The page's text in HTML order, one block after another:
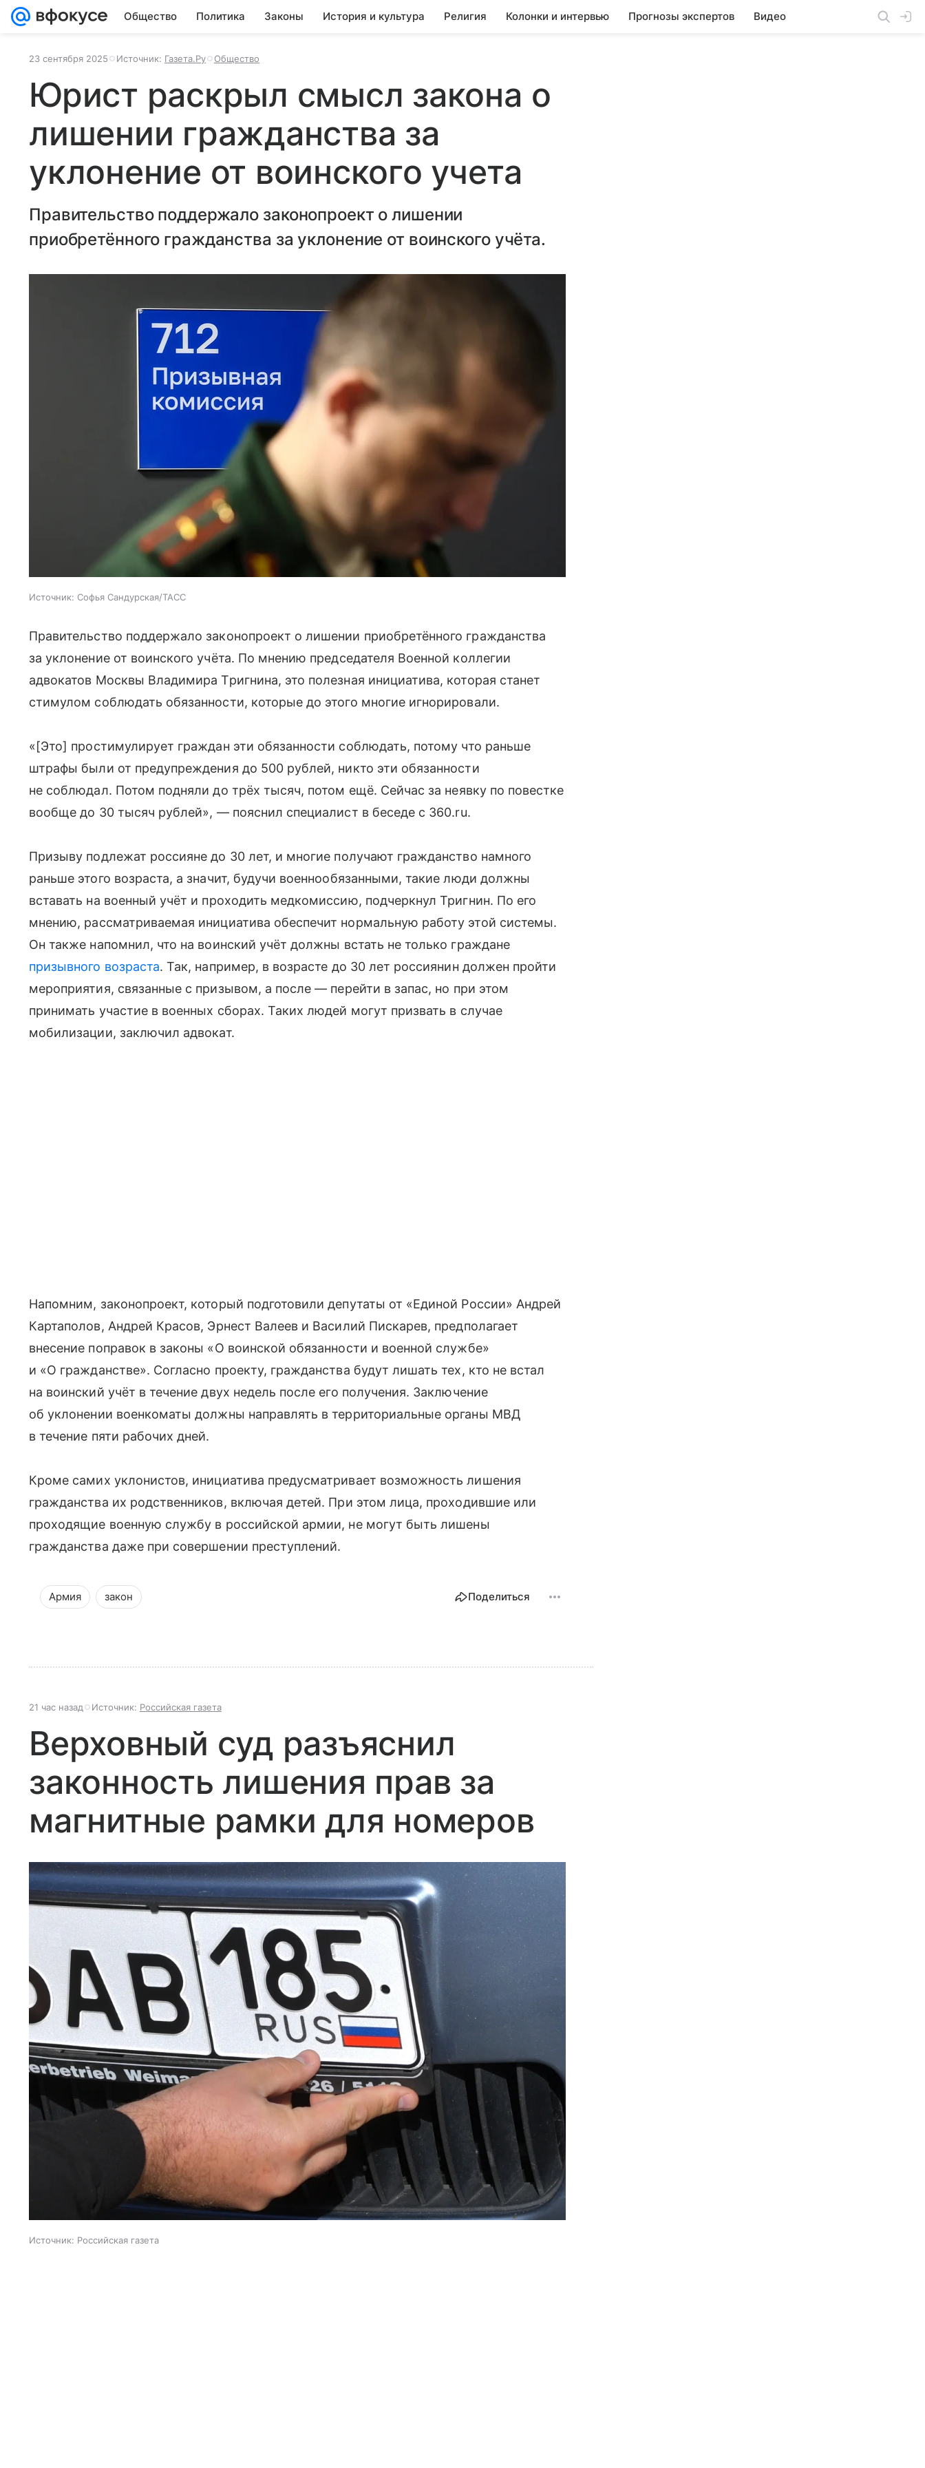
Общество Политика Законы История и культура Религия Колонки и интервью Прогнозы экспертов Видео
23 сентября 2025 Источник: Газета.Ру Общество
Юрист раскрыл смысл закона о
лишении гражданства за
уклонение от воинского учета
Правительство поддержало законопроект о лишении
приобретённого гражданства за уклонение от воинского учёта.
Источник: Софья Сандурская/ТАСС
Правительство поддержало законопроект о лишении приобретённого гражданства
за уклонение от воинского учёта. По мнению председателя Военной коллегии
адвокатов Москвы Владимира Тригнина, это полезная инициатива, которая станет
стимулом соблюдать обязанности, которые до этого многие игнорировали.
«[Это] простимулирует граждан эти обязанности соблюдать, потому что раньше
штрафы были от предупреждения до 500 рублей, никто эти обязанности
не соблюдал. Потом подняли до трёх тысяч, потом ещё. Сейчас за неявку по повестке
вообще до 30 тысяч рублей», — пояснил специалист в беседе с 360.ru.
Призыву подлежат россияне до 30 лет, и многие получают гражданство намного
раньше этого возраста, а значит, будучи военнообязанными, такие люди должны
вставать на военный учёт и проходить медкомиссию, подчеркнул Тригнин. По его
мнению, рассматриваемая инициатива обеспечит нормальную работу этой системы.
Он также напомнил, что на воинский учёт должны встать не только граждане
призывного возраста. Так, например, в возрасте до 30 лет россиянин должен пройти
мероприятия, связанные с призывом, а после — перейти в запас, но при этом
принимать участие в военных сборах. Таких людей могут призвать в случае
мобилизации, заключил адвокат.
Напомним, законопроект, который подготовили депутаты от «Единой России» Андрей
Картаполов, Андрей Красов, Эрнест Валеев и Василий Пискарев, предполагает
внесение поправок в законы «О воинской обязанности и военной службе»
и «О гражданстве». Согласно проекту, гражданства будут лишать тех, кто не встал
на воинский учёт в течение двух недель после его получения. Заключение
об уклонении военкоматы должны направлять в территориальные органы МВД
в течение пяти рабочих дней.
Кроме самих уклонистов, инициатива предусматривает возможность лишения
гражданства их родственников, включая детей. При этом лица, проходившие или
проходящие военную службу в российской армии, не могут быть лишены
гражданства даже при совершении преступлений.
Армия закон Поделиться
21 час назад Источник: Российская газета
Верховный суд разъяснил
законность лишения прав за
магнитные рамки для номеров
Источник: Российская газета